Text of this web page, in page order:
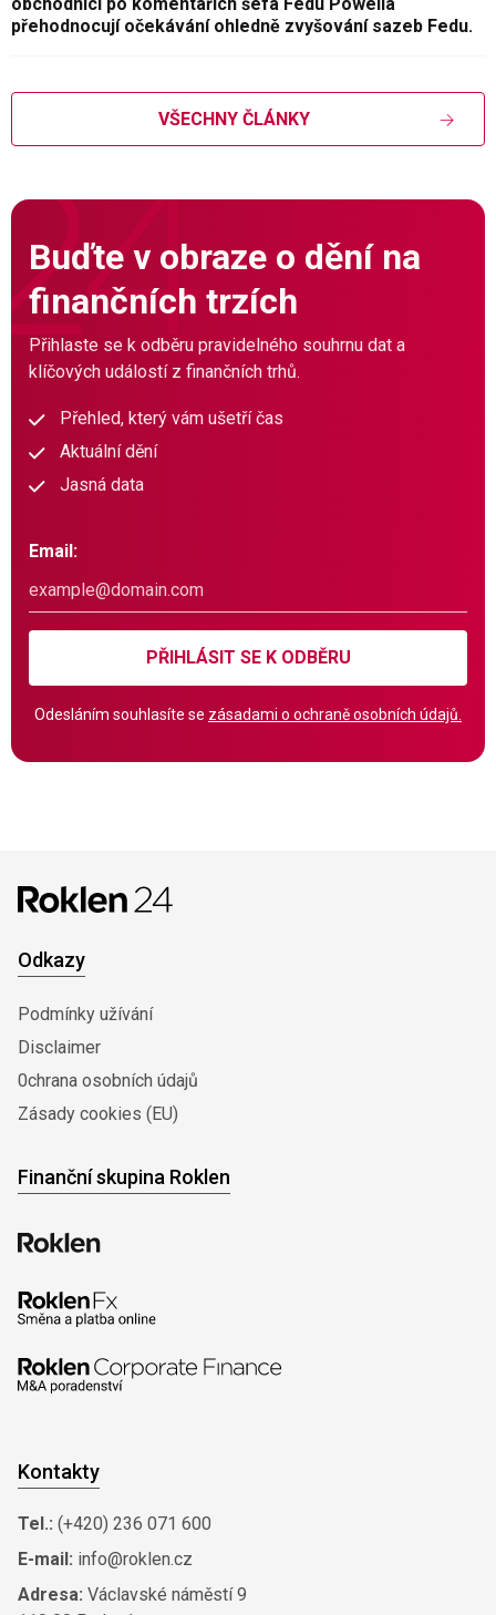
přehodnocují očekávání ohledně zvyšování sazeb Fedu.
VŠECHNY ČLÁNKY
Buďte v obraze o dění na
finančních trzích
Přihlaste se k odběru pravidelného souhrnu dat a
klíčových událostí z finančních trhů.
Přehled, který vám ušetří čas
Aktuální dění
Jasná data
Email:
PŘIHLÁSIT SE K ODBĚRU
Odesláním souhlasíte se zásadami o ochraně osobních údajů.
Odkazy
Podmínky užívání
Disclaimer
0chrana osobních údajů
Zásady cookies (EU)
Finanční skupina Roklen
Kontakty
Tel.: (+420) 236 071 600
E-mail: info@roklen.cz
Adresa: Václavské náměstí 9